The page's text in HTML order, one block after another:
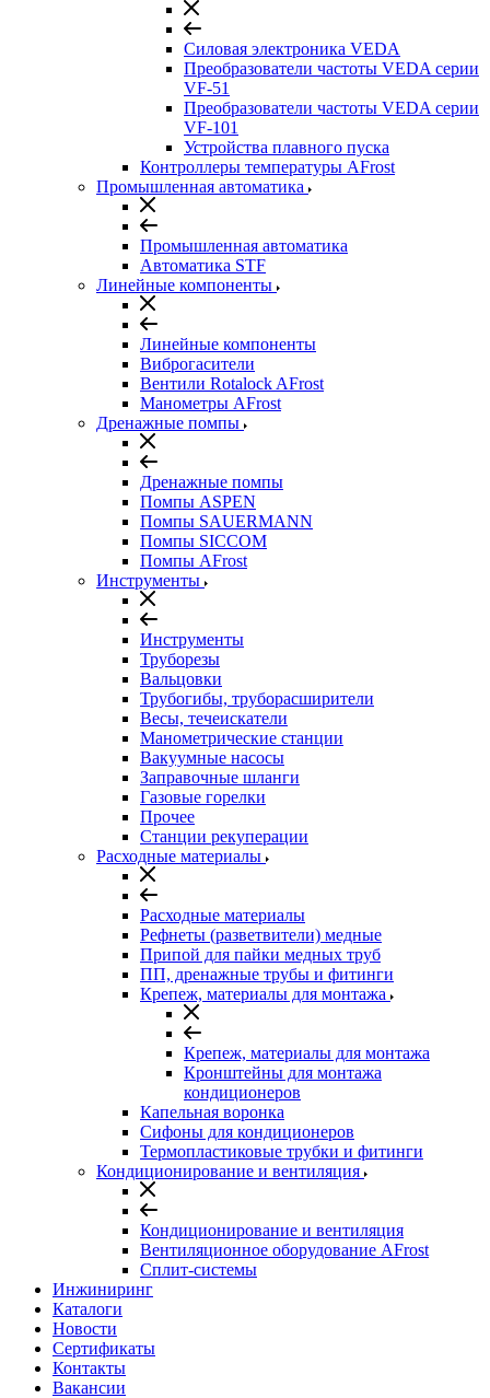
Силовая электроника VEDA
Преобразователи частоты VEDA серии
VF-51
Преобразователи частоты VEDA серии
VF-101
Устройства плавного пуска
Контроллеры температуры AFrost
Промышленная автоматика
Промышленная автоматика
Автоматика STF
Линейные компоненты
Линейные компоненты
Виброгасители
Вентили Rotalock AFrost
Манометры AFrost
Дренажные помпы
Дренажные помпы
Помпы ASPEN
Помпы SAUERMANN
Помпы SICCOM
Помпы AFrost
Инструменты
Инструменты
Труборезы
Вальцовки
Трубогибы, труборасширители
Весы, течеискатели
Манометрические станции
Вакуумные насосы
Заправочные шланги
Газовые горелки
Прочее
Станции рекуперации
Расходные материалы
Расходные материалы
Рефнеты (разветвители) медные
Припой для пайки медных труб
ПП, дренажные трубы и фитинги
Крепеж, материалы для монтажа
Крепеж, материалы для монтажа
Кронштейны для монтажа
кондиционеров
Капельная воронка
Сифоны для кондиционеров
Термопластиковые трубки и фитинги
Кондиционирование и вентиляция
Кондиционирование и вентиляция
Вентиляционное оборудование AFrost
Сплит-системы
Инжиниринг
Каталоги
Новости
Сертификаты
Контакты
Вакансии